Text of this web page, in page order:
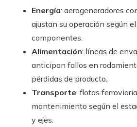
Energía: aerogeneradores
ajustan su operación según
componentes.
Alimentación: líneas de
anticipan fallos en
pérdidas de producto.
Transporte: flotas
mantenimiento según el
y ejes.